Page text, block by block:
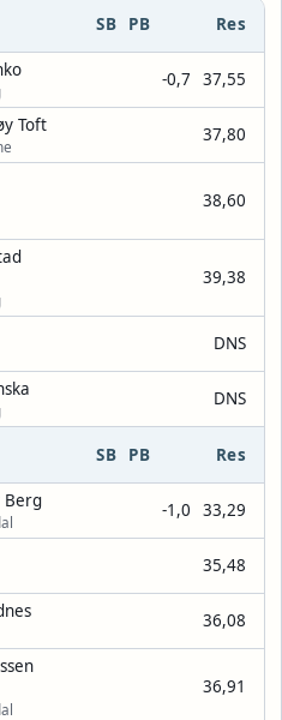
SB PB Res
-0,7 37,55
Toft 37,80
38,60
39,38
DNS
DNS
SB PB Res
Berg -1,0 33,29
35,48
36,08
36,91